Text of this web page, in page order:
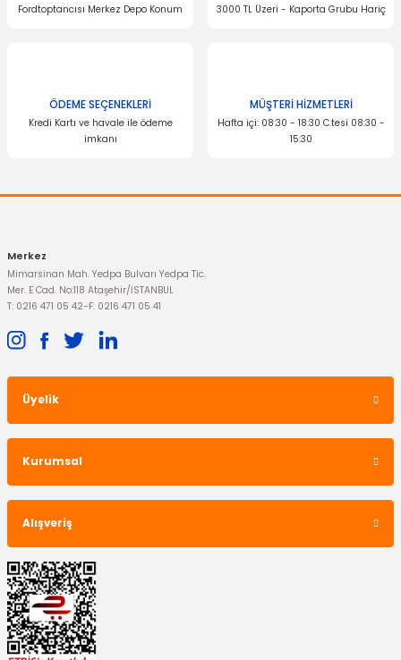
Otomatik Kavrama Debriyaj Kapağı Keçeli Focus 1.5 Tdci Çift Kavrama
3.750,00 TL
YENİ
Otomatik Kavrama Debriyaj Kapağı Keçeli Focus 1.5 Tdci Çift Kavrama
YENİ
Üst Tabla Ranger Dolu Tip Sağ 2019-2023
Fordtoptancısı Merkez Depo Konum 3000 TL Üzeri - Kaporta Grubu Hariç
ÖDEME SEÇENEKLERİ
Kredi Kartı ve havale ile ödeme
imkanı
MÜŞTERİ HİZMETLERİ
Hafta içi: 08:30 - 18:30 C.tesi 08:30 -
15:30
Merkez
Mimarsinan Mah. Yedpa Bulvarı Yedpa Tic.
Mer. E Cad. No:118 Ataşehir/İSTANBUL
T: 0216 471 05 42-F: 0216 471 05 41
Üyelik
Kurumsal
Alışveriş